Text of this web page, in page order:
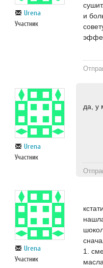
Urena
Участник
и
Urena
Участник
да, у
Urena
Участник
1.